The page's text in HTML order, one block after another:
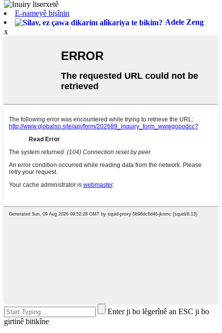
E-nameyê bişînin
Adele Zeng
x
Enter ji bo lêgerînê an ESC ji bo
girtinê bitikîne